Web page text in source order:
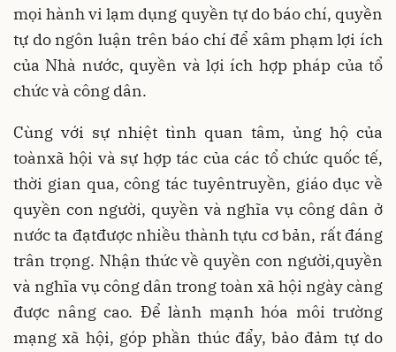
mọi hành vi lạm dụng quyền tự do báo chí, quyền
tự do ngôn luận trên báo chí để xâm phạm lợi ích
của Nhà nước, quyền và lợi ích hợp pháp của tổ
chức và công dân.
Cùng với sự nhiệt tình quan tâm, ủng hộ của
toànxã hội và sự hợp tác của các tổ chức quốc tế,
thời gian qua, công tác tuyêntruyền, giáo dục về
quyền con người, quyền và nghĩa vụ công dân ở
nước ta đạtđược nhiều thành tựu cơ bản, rất đáng
trân trọng. Nhận thức về quyền con người,quyền
và nghĩa vụ công dân trong toàn xã hội ngày càng
được nâng cao. Để lành mạnh hóa môi trường
mạng xã hội, góp phần thúc đẩy, bảo đảm tự do